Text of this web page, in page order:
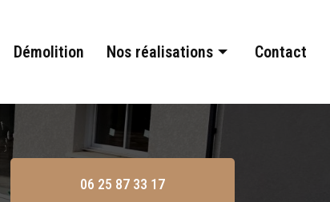
Démolition Nos réalisations
Terrassement
Assainissement
Contact
06 25 87 33 17